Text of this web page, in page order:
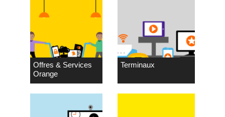
Offres & Services
Orange
Terminaux